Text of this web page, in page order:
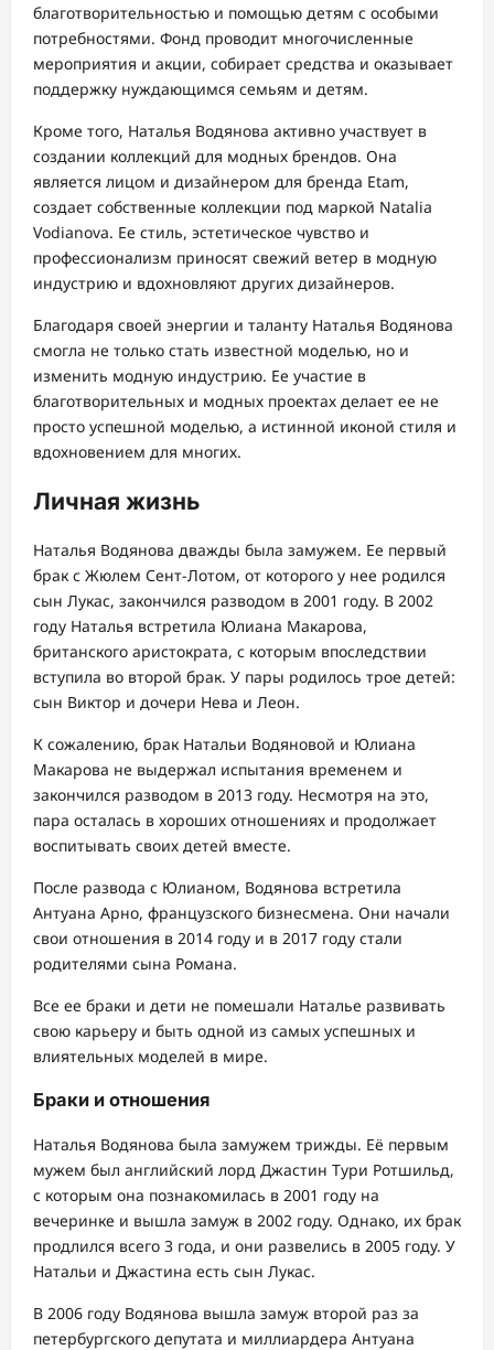
благотворительностью и помощью детям с особыми
потребностями. Фонд проводит многочисленные
мероприятия и акции, собирает средства и оказывает
поддержку нуждающимся семьям и детям.
Кроме того, Наталья Водянова активно участвует в
создании коллекций для модных брендов. Она
является лицом и дизайнером для бренда Etam,
создает собственные коллекции под маркой Natalia
Vodianova. Ее стиль, эстетическое чувство и
профессионализм приносят свежий ветер в модную
индустрию и вдохновляют других дизайнеров.
Благодаря своей энергии и таланту Наталья Водянова
смогла не только стать известной моделью, но и
изменить модную индустрию. Ее участие в
благотворительных и модных проектах делает ее не
просто успешной моделью, а истинной иконой стиля и
вдохновением для многих.
Личная жизнь
Наталья Водянова дважды была замужем. Ее первый
брак с Жюлем Сент-Лотом, от которого у нее родился
сын Лукас, закончился разводом в 2001 году. В 2002
году Наталья встретила Юлиана Макарова,
британского аристократа, с которым впоследствии
вступила во второй брак. У пары родилось трое детей:
сын Виктор и дочери Нева и Леон.
К сожалению, брак Натальи Водяновой и Юлиана
Макарова не выдержал испытания временем и
закончился разводом в 2013 году. Несмотря на это,
пара осталась в хороших отношениях и продолжает
воспитывать своих детей вместе.
После развода с Юлианом, Водянова встретила
Антуана Арно, французского бизнесмена. Они начали
свои отношения в 2014 году и в 2017 году стали
родителями сына Романа.
Все ее браки и дети не помешали Наталье развивать
свою карьеру и быть одной из самых успешных и
влиятельных моделей в мире.
Браки и отношения
Наталья Водянова была замужем трижды. Её первым
мужем был английский лорд Джастин Тури Ротшильд,
с которым она познакомилась в 2001 году на
вечеринке и вышла замуж в 2002 году. Однако, их брак
продлился всего 3 года, и они развелись в 2005 году. У
Натальи и Джастина есть сын Лукас.
В 2006 году Водянова вышла замуж второй раз за
петербургского депутата и миллиардера Антуана